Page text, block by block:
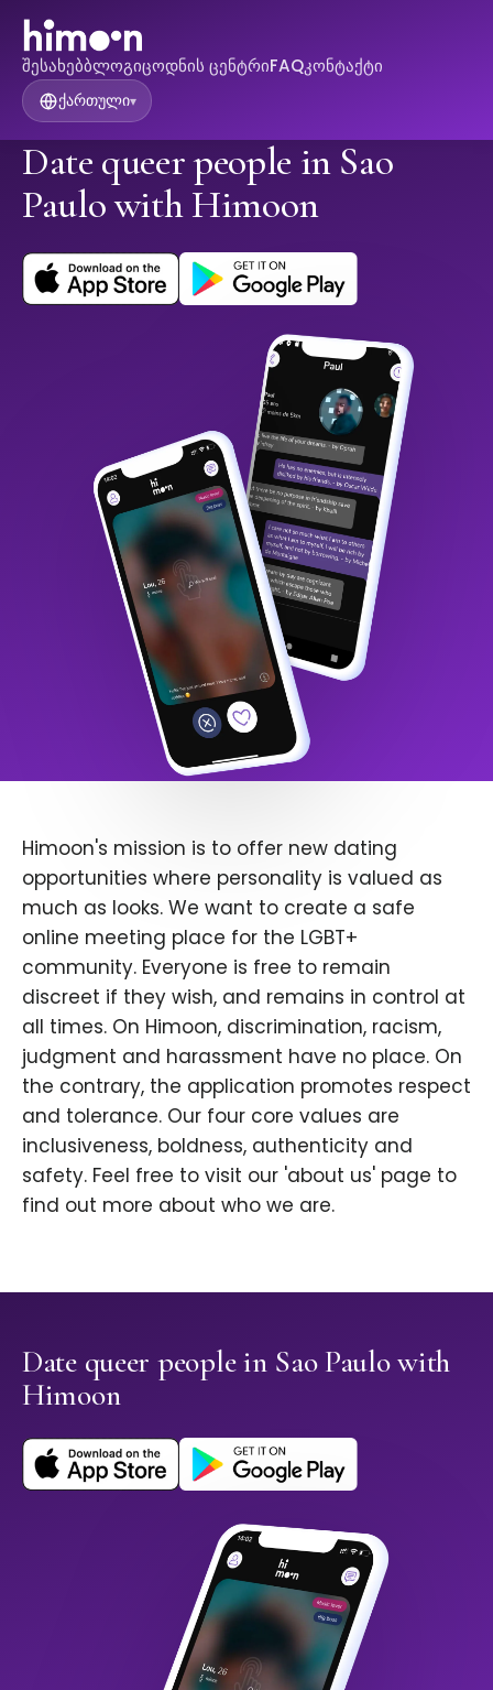
შესახებბლოგიცოდნის ცენტრიFAQკონტაქტი
ქართული▾
Date queer people in Sao
Paulo with Himoon
Himoon's mission is to offer new dating
opportunities where personality is valued as
much as looks. We want to create a safe
online meeting place for the LGBT+
community. Everyone is free to remain
discreet if they wish, and remains in control at
all times. On Himoon, discrimination, racism,
judgment and harassment have no place. On
the contrary, the application promotes respect
and tolerance. Our four core values are
inclusiveness, boldness, authenticity and
safety. Feel free to visit our 'about us' page to
find out more about who we are.
Date queer people in Sao Paulo with
Himoon